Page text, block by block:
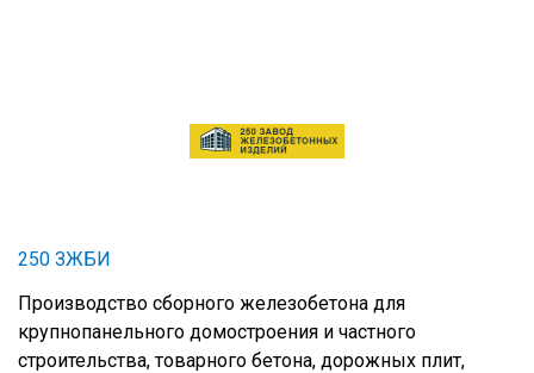
250 ЗЖБИ
Производство сборного железобетона для
крупнопанельного домостроения и частного
строительства, товарного бетона, дорожных плит,